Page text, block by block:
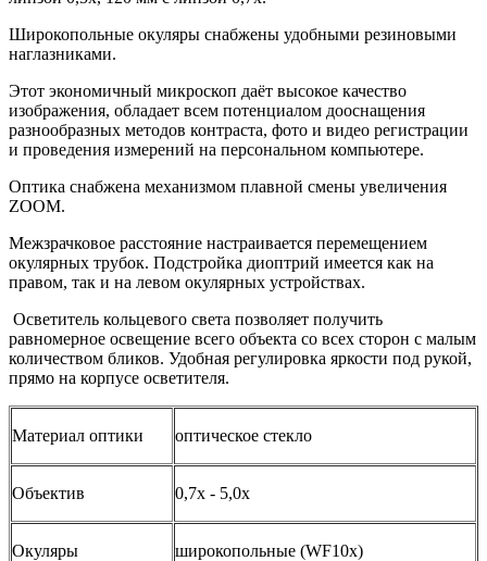
Широкопольные окуляры снабжены удобными резиновыми
наглазниками.
Этот экономичный микроскоп даёт высокое качество
изображения, обладает всем потенциалом дооснащения
разнообразных методов контраста, фото и видео регистрации
и проведения измерений на персональном компьютере.
Оптика снабжена механизмом плавной смены увеличения
ZOOM.
Межзрачковое расстояние настраивается перемещением
окулярных трубок. Подстройка диоптрий имеется как на
правом, так и на левом окулярных устройствах.
Осветитель кольцевого света позволяет получить
равномерное освещение всего объекта со всех сторон с малым
количеством бликов. Удобная регулировка яркости под рукой,
прямо на корпусе осветителя.
Материал оптики оптическое стекло
Объектив 0,7x - 5,0x
Окуляры широкопольные (WF10x)